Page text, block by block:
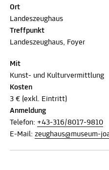
Ort
Landeszeughaus
Treffpunkt
Landeszeughaus, Foyer
Mit
Kunst- und Kulturvermittlung
Kosten
3 € (exkl. Eintritt)
Anmeldung
Telefon: +43-316/8017-9810
E-Mail: zeughaus@museum-